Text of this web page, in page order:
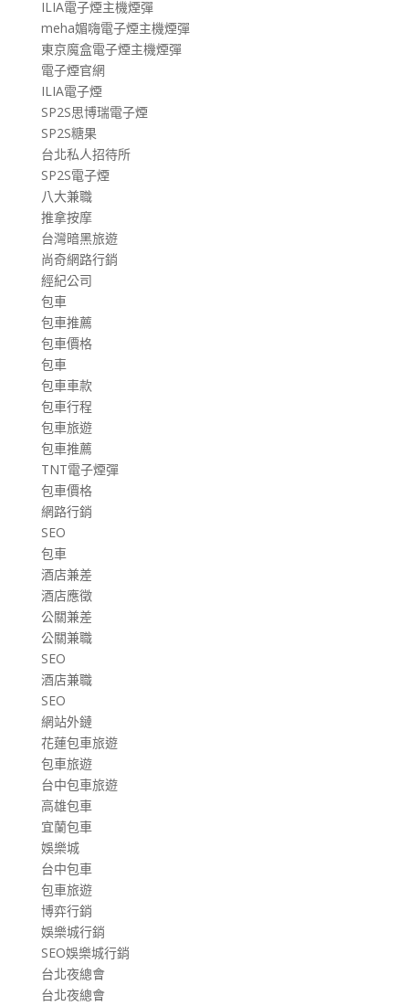
ILIA電子煙主機煙彈
meha媚嗨電子煙主機煙彈
東京魔盒電子煙主機煙彈
電子煙官網
ILIA電子煙
SP2S思博瑞電子煙
SP2S糖果
台北私人招待所
SP2S電子煙
八大兼職
推拿按摩
台灣暗黑旅遊
尚奇網路行銷
經紀公司
包車
包車推薦
包車價格
包車
包車車款
包車行程
包車旅遊
包車推薦
TNT電子煙彈
包車價格
網路行銷
SEO
包車
酒店兼差
酒店應徵
公關兼差
公關兼職
SEO
酒店兼職
SEO
網站外鏈
花蓮包車旅遊
包車旅遊
台中包車旅遊
高雄包車
宜蘭包車
娛樂城
台中包車
包車旅遊
博弈行銷
娛樂城行銷
SEO娛樂城行銷
台北夜總會
台北夜總會